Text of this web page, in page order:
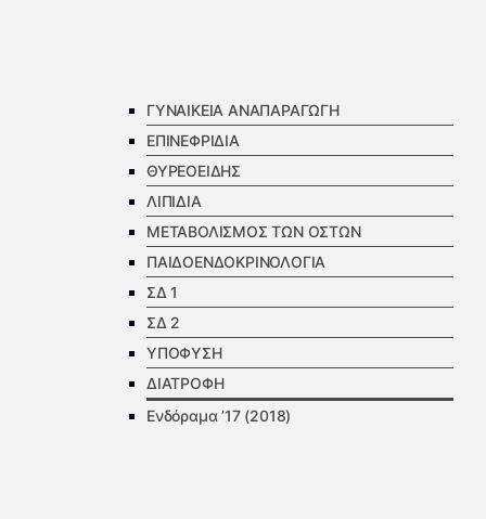
ΓΥΝΑΙΚΕΙΑ ΑΝΑΠΑΡΑΓΩΓΗ
ΕΠΙΝΕΦΡΙΔΙΑ
ΘΥΡΕΟΕΙΔΗΣ
ΛΙΠΙΔΙΑ
ΜΕΤΑΒΟΛΙΣΜΟΣ ΤΩΝ ΟΣΤΩΝ
ΠΑΙΔΟΕΝΔΟΚΡΙΝΟΛΟΓΙΑ
ΣΔ 1
ΣΔ 2
ΥΠΟΦΥΣΗ
ΔΙΑΤΡΟΦΗ
Ενδόραμα ’17 (2018)